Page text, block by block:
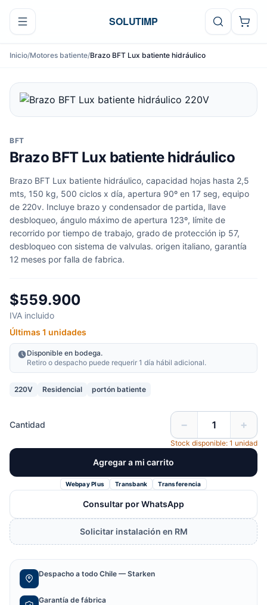
Ir al contenido
SOLUTIMP
Inicio/Motores batiente/Brazo BFT Lux batiente hidráulico
BFT
Brazo BFT Lux batiente hidráulico
Brazo BFT Lux batiente hidráulico, capacidad hojas hasta 2,5
mts, 150 kg, 500 ciclos x día, apertura 90º en 17 seg, equipo
de 220v. Incluye brazo y condensador de partida, llave
desbloqueo, ángulo máximo de apertura 123º, límite de
recorrido por tiempo de trabajo, grado de protección ip 57,
desbloqueo con sistema de valvulas. origen italiano, garantía
12 meses por falla de fabrica.
$559.900
IVA incluido
Últimas 1 unidades
Disponible en bodega.
Retiro o despacho puede requerir 1 día hábil adicional.
220V Residencial portón batiente
Cantidad − +
Stock disponible: 1 unidad
Agregar a mi carrito
Webpay Plus Transbank Transferencia
Consultar por WhatsApp
Solicitar instalación en RM
Despacho a todo Chile — Starken
Garantía de fábrica